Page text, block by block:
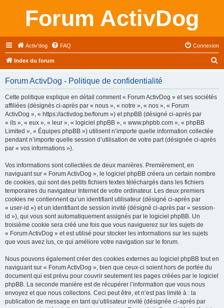
Forum ActivDog
Activ'dog FAQ Connexion
Index du forum
Forum ActivDog - Politique de confidentialité
Cette politique explique en détail comment « Forum ActivDog » et ses sociétés
affiliées (désignés ci-après par « nous », « notre », « nos », « Forum
ActivDog », « https://activdog.be/forum ») et phpBB (désigné ci-après par
« ils », « eux », « leur », « logiciel phpBB », « www.phpbb.com », « phpBB
Limited », « Équipes phpBB ») utilisent n’importe quelle information collectée
pendant n’importe quelle session d’utilisation de votre part (désignée ci-après
par « vos informations »).
Vos informations sont collectées de deux manières. Premièrement, en
naviguant sur « Forum ActivDog », le logiciel phpBB créera un certain nombre
de cookies, qui sont des petits fichiers textes téléchargés dans les fichiers
temporaires du navigateur Internet de votre ordinateur. Les deux premiers
cookies ne contiennent qu’un identifiant utilisateur (désigné ci-après par
« user-id ») et un identifiant de session invité (désigné ci-après par « session-
id »), qui vous sont automatiquement assignés par le logiciel phpBB. Un
troisième cookie sera créé une fois que vous naviguerez sur les sujets de
« Forum ActivDog » et est utilisé pour stocker les informations sur les sujets
que vous avez lus, ce qui améliore votre navigation sur le forum.
Nous pouvons également créer des cookies externes au logiciel phpBB tout en
naviguant sur « Forum ActivDog », bien que ceux-ci soient hors de portée du
document qui est prévu pour couvrir seulement les pages créées par le logiciel
phpBB. La seconde manière est de récupérer l’information que vous nous
envoyez et que nous collectons. Ceci peut être, et n’est pas limité à : la
publication de message en tant qu’utilisateur invité (désignée ci-après par